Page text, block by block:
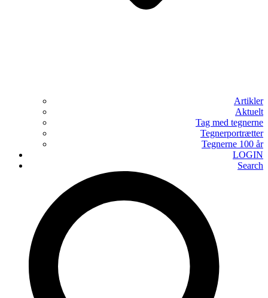
Artikler
Aktuelt
Tag med tegnerne
Tegnerportrætter
Tegnerne 100 år
LOGIN
Search